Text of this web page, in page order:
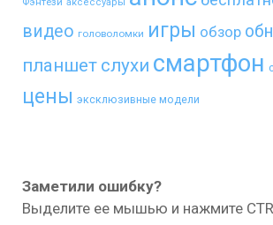
видео головоломки игры обзор
планшет слухи смартфон
цены эксклюзивные модели
Заметили ошибку?
Выделите ее мышью и нажмите